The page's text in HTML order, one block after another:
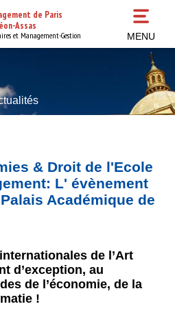
de Paris
Assas
et Management-Gestion MENU
& Droit de l'Ecole
L' évènement
Académique de
de l’Art
d’exception, au
de l’économie, de la
!